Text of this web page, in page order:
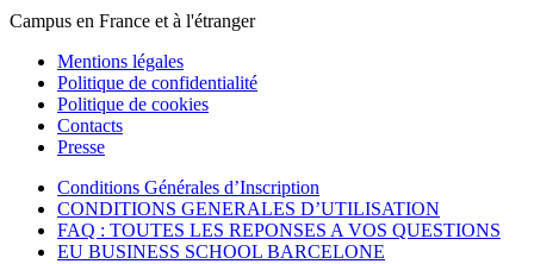
Campus en France et à l'étranger
Mentions légales
Politique de confidentialité
Politique de cookies
Contacts
Presse
Conditions Générales d’Inscription
CONDITIONS GENERALES D’UTILISATION
FAQ : TOUTES LES REPONSES A VOS QUESTIONS
EU BUSINESS SCHOOL BARCELONE